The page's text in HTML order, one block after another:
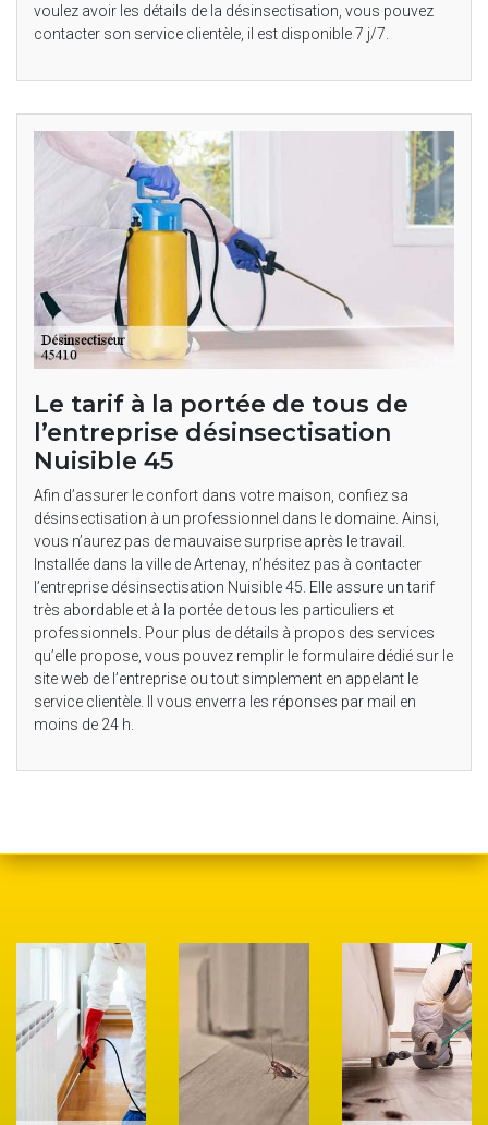
voulez avoir les détails de la désinsectisation, vous pouvez
contacter son service clientèle, il est disponible 7 j/7.
Le tarif à la portée de tous de
l’entreprise désinsectisation
Nuisible 45
Afin d’assurer le confort dans votre maison, confiez sa
désinsectisation à un professionnel dans le domaine. Ainsi,
vous n’aurez pas de mauvaise surprise après le travail.
Installée dans la ville de Artenay, n’hésitez pas à contacter
l’entreprise désinsectisation Nuisible 45. Elle assure un tarif
très abordable et à la portée de tous les particuliers et
professionnels. Pour plus de détails à propos des services
qu’elle propose, vous pouvez remplir le formulaire dédié sur le
site web de l’entreprise ou tout simplement en appelant le
service clientèle. Il vous enverra les réponses par mail en
moins de 24 h.